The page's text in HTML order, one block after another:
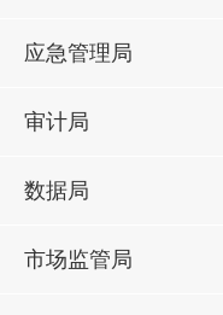
应急管理局
审计局
数据局
市场监管局